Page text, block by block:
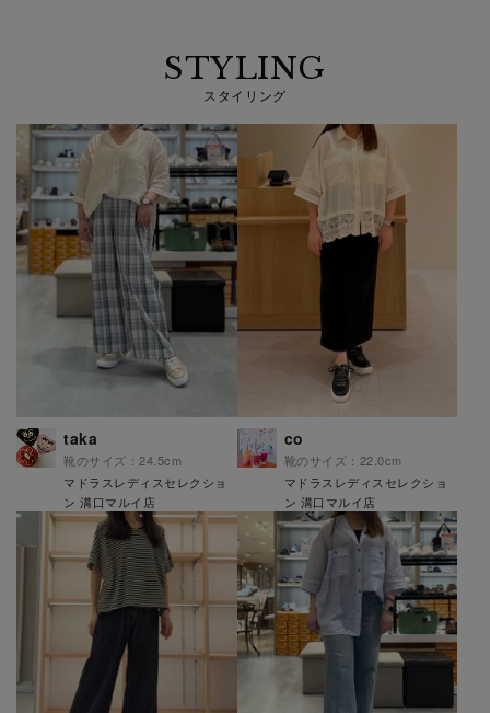
STYLING
スタイリング
taka
靴のサイズ：24.5cm
マドラスレディスセレクショ
ン 溝口マルイ店
co
靴のサイズ：22.0cm
マドラスレディスセレクショ
ン 溝口マルイ店